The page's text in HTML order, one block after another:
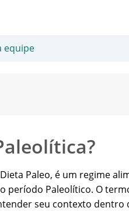
equipe
Paleo, é um regime
período Paleolítico. O
seu contexto dentro